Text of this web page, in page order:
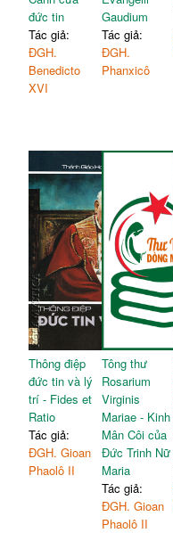
đức tin
Tác giả:
ĐGH.
Benedicto
XVI
Gaudium
Tác giả:
ĐGH.
Phanxicô
Thông điệp
đức tin và lý
trí - Fides et
Ratio
Tác giả:
ĐGH. Gioan
Phaolô II
Tông thư
Rosarium
Virginis
Mariae - Kinh
Mân Côi của
Đức Trinh Nữ
Maria
Tác giả:
ĐGH. Gioan
Phaolô II